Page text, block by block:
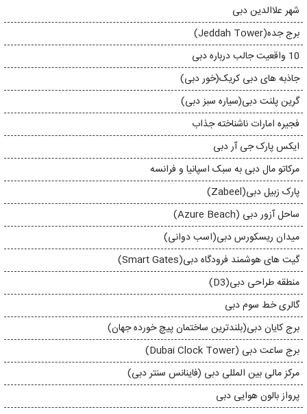
شهر علاالدین دبی
برج جده(Jeddah Tower)
10 واقعیت جالب درباره دبی
جاذبه های دبی کریک(خور دبی)
گرین پلنت دبی(سیاره سبز دبی)
فجیره امارات ناشناخته جذاب
ایکس پارک جی آر دبی
مرکاتو مال دبی به سبک اسپانیا و فرانسه
پارک زبیل دبی(Zabeel)
ساحل آزور دبی (Azure Beach)
میدان ریسکورس دبی(اسب دوانی)
گیت های هوشمند فرودگاه دبی(Smart Gates)
منطقه طراحی دبی(D3)
گالری خط سوم دبی
برج کایان دبی(بلندترین ساختمان پیچ خورده جهان)
برج ساعت دبی (Dubai Clock Tower)
مرکز مالی بین المللی دبی (فاینانس سنتر دبی)
پرواز بالون هوایی دبی